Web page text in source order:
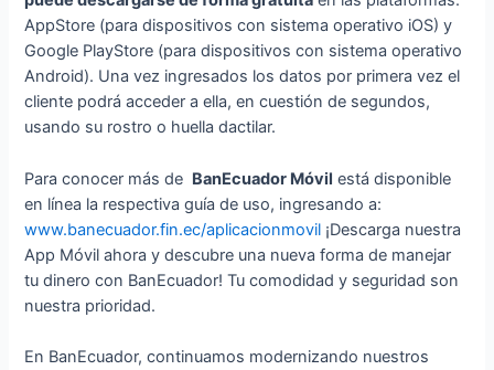
AppStore (para dispositivos con sistema operativo iOS) y
Google PlayStore (para dispositivos con sistema operativo
Android). Una vez ingresados los datos por primera vez el
cliente podrá acceder a ella, en cuestión de segundos,
usando su rostro o huella dactilar.
Para conocer más de BanEcuador Móvil está disponible
en línea la respectiva guía de uso, ingresando a:
www.banecuador.fin.ec/aplicacionmovil ¡Descarga nuestra
App Móvil ahora y descubre una nueva forma de manejar
tu dinero con BanEcuador! Tu comodidad y seguridad son
nuestra prioridad.
En BanEcuador, continuamos modernizando nuestros